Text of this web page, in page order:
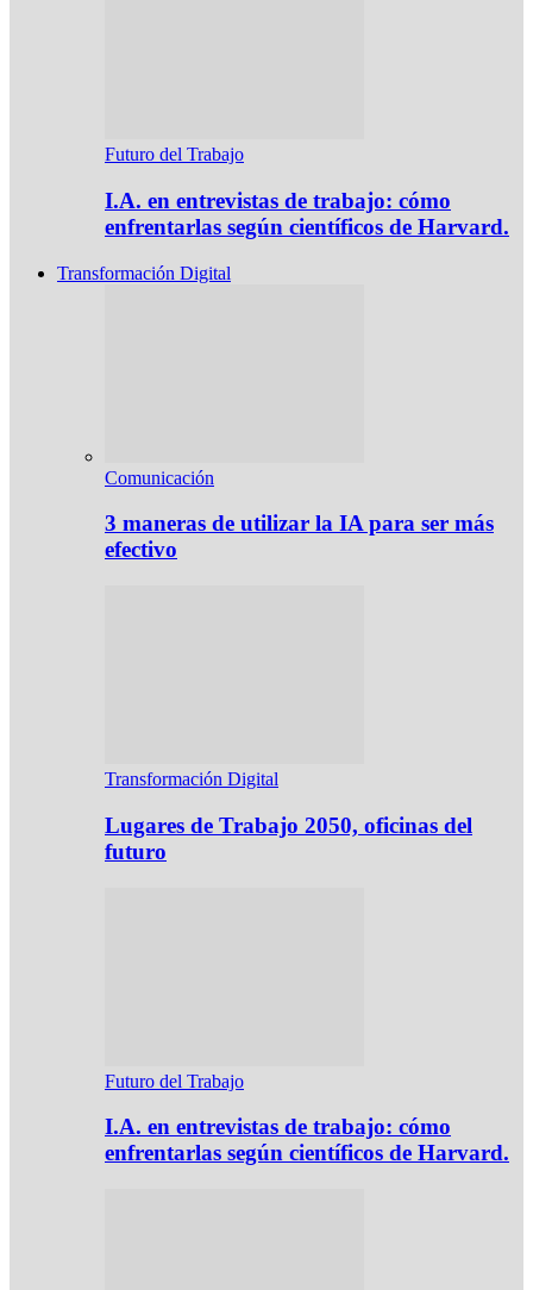
Futuro del Trabajo
I.A. en entrevistas de trabajo: cómo
enfrentarlas según científicos de Harvard.
Transformación Digital
Comunicación
3 maneras de utilizar la IA para ser más
efectivo
Transformación Digital
Lugares de Trabajo 2050, oficinas del
futuro
Futuro del Trabajo
I.A. en entrevistas de trabajo: cómo
enfrentarlas según científicos de Harvard.